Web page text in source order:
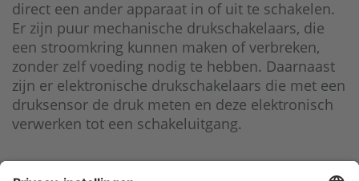
direct een ander apparaat in of uit te schakelen.
Er zijn puur mechanische drukschakelaars, die
een stroomkring kunnen maken of verbreken,
zonder zelf voeding nodig te hebben. Daarnaast
zijn er elektronische drukschakelaars die met een
druksensor de druk meten en deze elektronisch
verwerken tot een schakeluitgang.